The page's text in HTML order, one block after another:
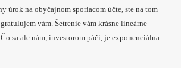
úrok na obyčajnom sporiacom účte, ste na tom
vám. Šetrenie vám krásne lineárne
sa ale nám, investorom páči, je exponenciálna